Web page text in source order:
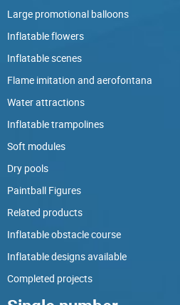
Large promotional balloons
Inflatable flowers
Inflatable scenes
Flame imitation and aerofontana
Water attractions
Inflatable trampolines
Soft modules
Dry pools
Paintball Figures
Related products
Inflatable obstacle course
Inflatable designs available
Completed projects